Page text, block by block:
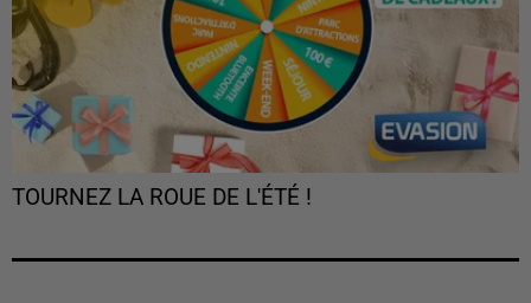
TOURNEZ LA ROUE DE L'ÉTÉ !